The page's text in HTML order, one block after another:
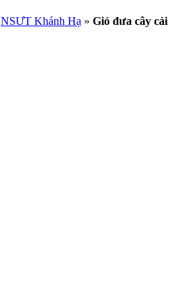
NSƯT Khánh Hạ » Gió đưa cây cải